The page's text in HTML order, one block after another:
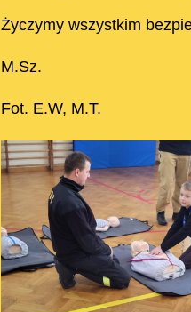
Życzymy wszystkim
M.Sz.
Fot. E.W, M.T.